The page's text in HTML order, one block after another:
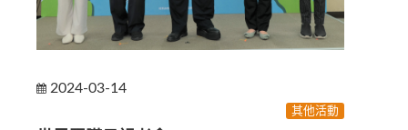
2024-03-14
其他活動